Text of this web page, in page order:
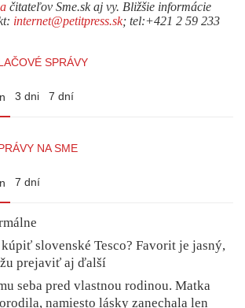
čitateľov Sme.sk aj vy. Bližšie informácie
internet@petitpress.sk; tel:+421 2 59 233
SPRÁVY
3 dni 7 dní
NA SME
7 dní
slovenské Tesco? Favorit je jasný,
prejaviť aj ďalší
seba pred vlastnou rodinou. Matka
namiesto lásky zanechala len